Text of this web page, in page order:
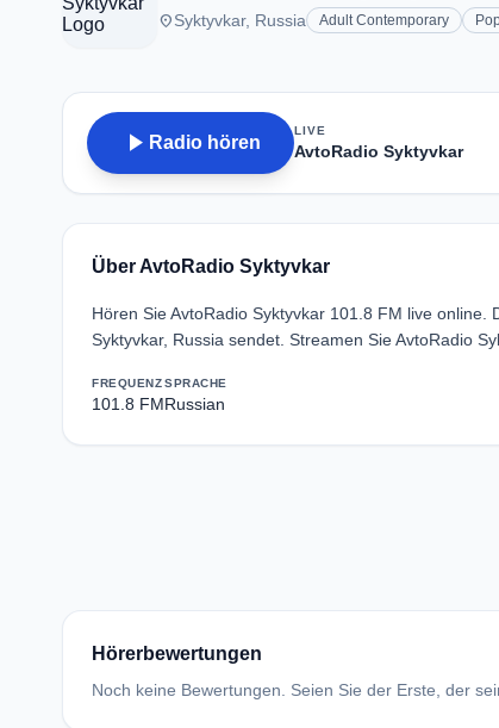
placeSyktyvkar, Russia Adult Contemporary
play_arrow Radio hören
LIVE
AvtoRadio Syktyvkar
Über AvtoRadio Syktyvkar
Hören Sie AvtoRadio Syktyvkar 101.8 FM live
Syktyvkar, Russia sendet. Streamen Sie AvtoRadio
FREQUENZ
101.8 FM
SPRACHE
Russian
Hörerbewertungen
Noch keine Bewertungen. Seien Sie der Erste, der